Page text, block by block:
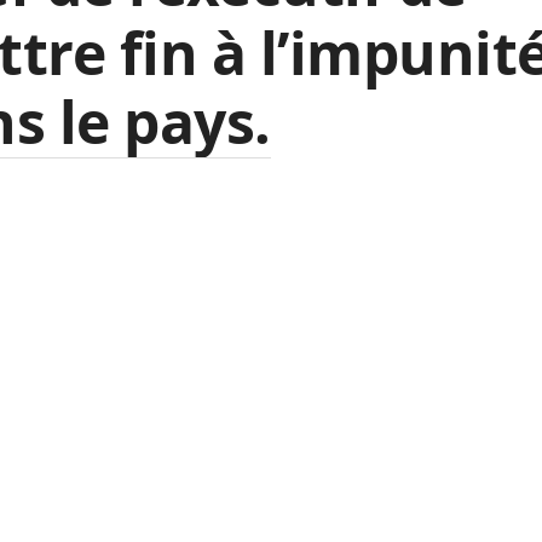
fin à
le pays.